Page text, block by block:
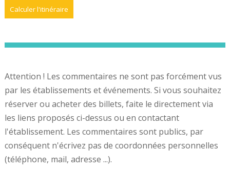
Attention ! Les commentaires ne sont pas forcément vus
par les établissements et événements. Si vous souhaitez
réserver ou acheter des billets, faite le directement via
les liens proposés ci-dessus ou en contactant
l'établissement. Les commentaires sont publics, par
conséquent n'écrivez pas de coordonnées personnelles
(téléphone, mail, adresse ...).